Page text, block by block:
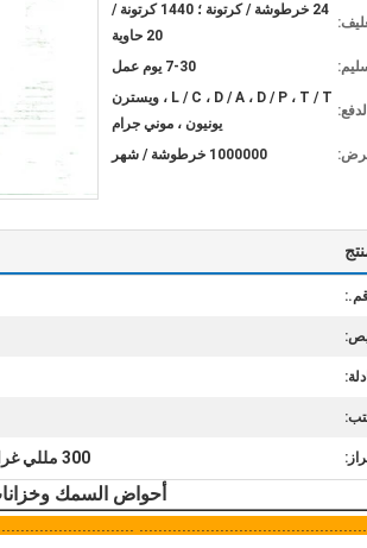
24 خرطوشة / كرتونة ؛ 1440 كرتونة /
20 حاوية
7-30 يوم عمل
L / C ، D / A ، D / P ، T / T ، ويسترن
يونيون ، موني جرام
1000000 خرطوشة / شهر
300 مللي غراء سيليكون لخزان الأسماك
أحواض السمك